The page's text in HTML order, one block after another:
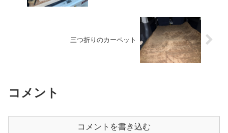
三つ折りのカーペット
コメント
コメントを書き込む